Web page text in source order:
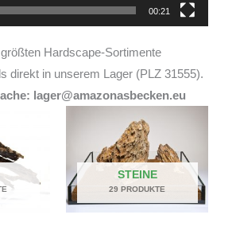
00:21
Hardscape-Sortimente
direkt in unserem Lager (PLZ 31555).
lager@amazonasbecken.eu
STEINE
29 PRODUKTE